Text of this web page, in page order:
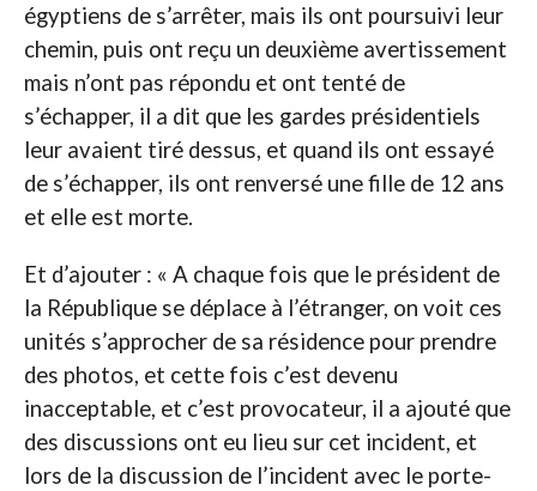
égyptiens de s’arrêter, mais ils ont poursuivi leur
chemin, puis ont reçu un deuxième avertissement
mais n’ont pas répondu et ont tenté de
s’échapper, il a dit que les gardes présidentiels
leur avaient tiré dessus, et quand ils ont essayé
de s’échapper, ils ont renversé une fille de 12 ans
et elle est morte.
Et d’ajouter : « A chaque fois que le président de
la République se déplace à l’étranger, on voit ces
unités s’approcher de sa résidence pour prendre
des photos, et cette fois c’est devenu
inacceptable, et c’est provocateur, il a ajouté que
des discussions ont eu lieu sur cet incident, et
lors de la discussion de l’incident avec le porte-